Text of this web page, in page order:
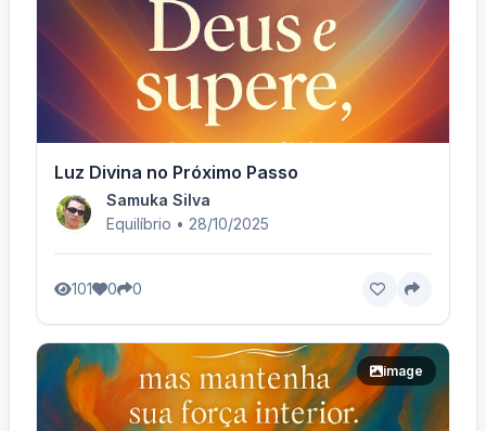
Luz Divina no Próximo Passo
Samuka Silva
Equilíbrio • 28/10/2025
101 0 0
image